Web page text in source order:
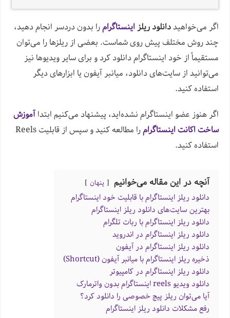
اگر می‌خواهیددانلود ریلزاینستاگرامرا بدون دردسر انجام دهید،
چند روش مختلف پیش روی شماست. بعضی از ریلزها را می‌توان
مستقیماً از خود اینستاگرام دانلود کرد و برای سایر ویدیوها نیز
می‌توانید از سایت‌های دانلود، میانبر آیفون یا ابزارهای دیگر
استفاده کنید.
اگر هنوز عضو اینستاگرام نشده‌اید، پیشنهاد می‌کنیم ابتداآموزش
ساخت اکانت اینستاگرام
را مطالعه کنید و سپس از قابلیت Reels
استفاده کنید.
آنچه در این مقاله می‌خوانیم پنهان
دانلود ریلز اینستاگرام با قابلیت خود اینستاگرام
بهترین سایت‌های دانلود ریلز اینستاگرام
دانلود ریلز اینستاگرام با ربات تلگرام
دانلود ریلز اینستاگرام در اندروید
دانلود ریلز اینستاگرام در آیفون
ذخیره ریلز اینستاگرام با میانبر آیفون (Shortcut)
دانلود ریلز اینستاگرام در کامپیوتر
دانلود ویدیو reels اینستاگرام بدون واترمارک
آیا می‌توان ریلز پیج خصوصی را دانلود کرد؟
رفع مشکلات دانلود ریلز اینستاگرام